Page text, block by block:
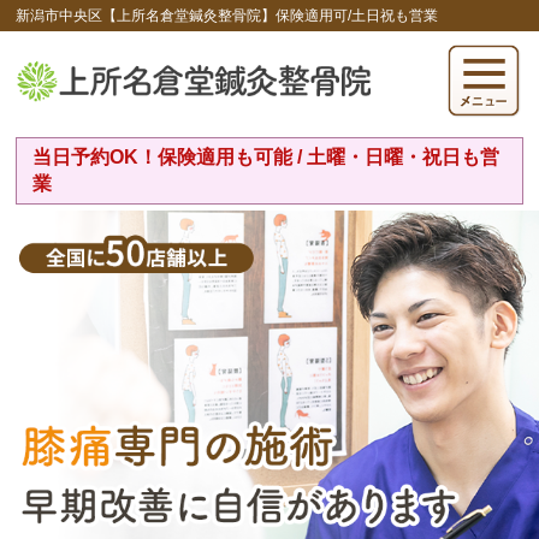
新潟市中央区【上所名倉堂鍼灸整骨院】保険適用可/土日祝も営業
当日予約OK！保険適用も可能 / 土曜・日曜・祝日も営
業